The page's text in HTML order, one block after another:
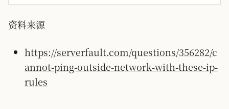
资料来源
https://serverfault.com/questions/356282/c
annot-ping-outside-network-with-these-ip-
rules